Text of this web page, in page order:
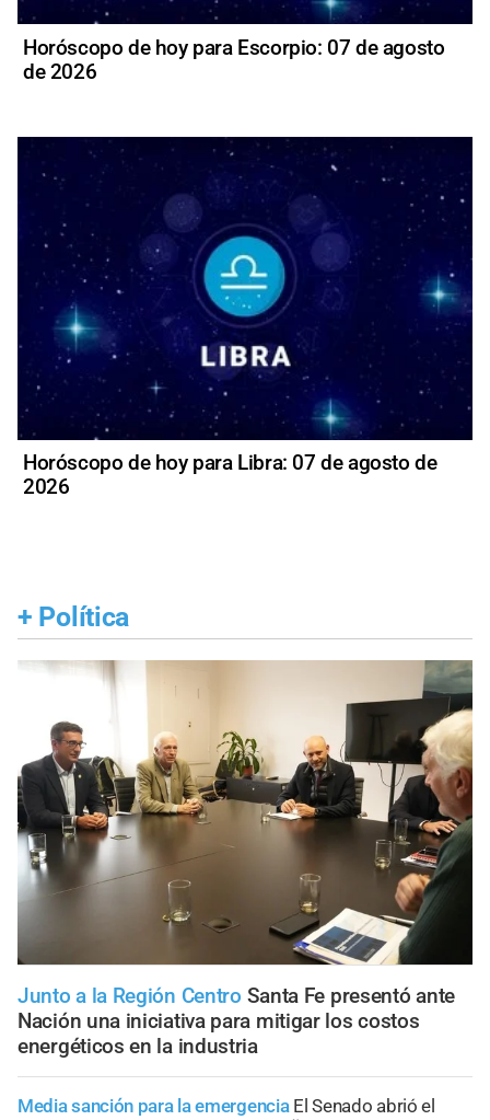
Horóscopo de hoy para Escorpio: 07 de agosto
de 2026
Horóscopo de hoy para Libra: 07 de agosto de
2026
+ Política
Junto a la Región Centro Santa Fe presentó ante
Nación una iniciativa para mitigar los costos
energéticos en la industria
Media sanción para la emergencia El Senado abrió el